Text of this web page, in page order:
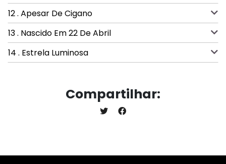
12 . Apesar De Cigano
13 . Nascido Em 22 De Abril
14 . Estrela Luminosa
Compartilhar: